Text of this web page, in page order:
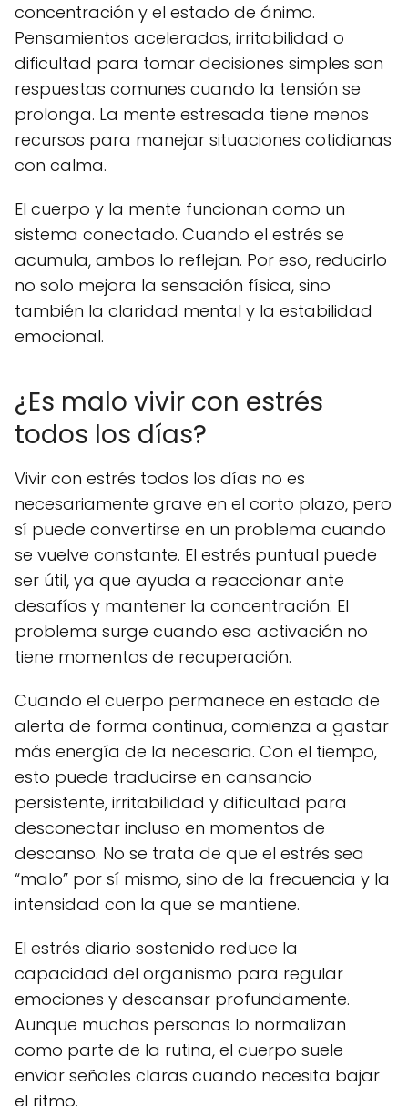
concentración y el estado de ánimo.
Pensamientos acelerados, irritabilidad o
dificultad para tomar decisiones simples son
respuestas comunes cuando la tensión se
prolonga. La mente estresada tiene menos
recursos para manejar situaciones cotidianas
con calma.
El cuerpo y la mente funcionan como un
sistema conectado. Cuando el estrés se
acumula, ambos lo reflejan. Por eso, reducirlo
no solo mejora la sensación física, sino
también la claridad mental y la estabilidad
emocional.
¿Es malo vivir con estrés
todos los días?
Vivir con estrés todos los días no es
necesariamente grave en el corto plazo, pero
sí puede convertirse en un problema cuando
se vuelve constante. El estrés puntual puede
ser útil, ya que ayuda a reaccionar ante
desafíos y mantener la concentración. El
problema surge cuando esa activación no
tiene momentos de recuperación.
Cuando el cuerpo permanece en estado de
alerta de forma continua, comienza a gastar
más energía de la necesaria. Con el tiempo,
esto puede traducirse en cansancio
persistente, irritabilidad y dificultad para
desconectar incluso en momentos de
descanso. No se trata de que el estrés sea
“malo” por sí mismo, sino de la frecuencia y la
intensidad con la que se mantiene.
El estrés diario sostenido reduce la
capacidad del organismo para regular
emociones y descansar profundamente.
Aunque muchas personas lo normalizan
como parte de la rutina, el cuerpo suele
enviar señales claras cuando necesita bajar
el ritmo.